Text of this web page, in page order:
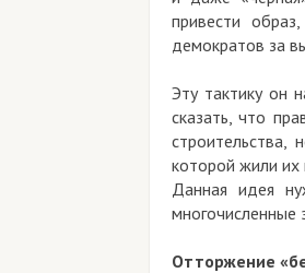
привести
демократов за
Эту тактику он
сказать, что
которой жили их
Данная идея
многочисленные
Отторжение